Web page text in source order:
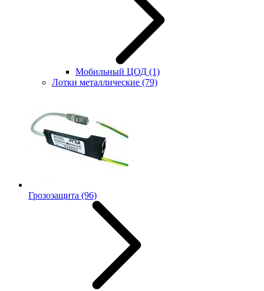
Мобильный ЦОД (1)
Лотки металлические (79)
Грозозащита (96)